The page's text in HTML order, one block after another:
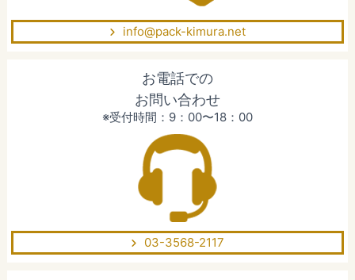
info@pack-kimura.net
お電話での
お問い合わせ
※受付時間：9：00〜18：00
03-3568-2117